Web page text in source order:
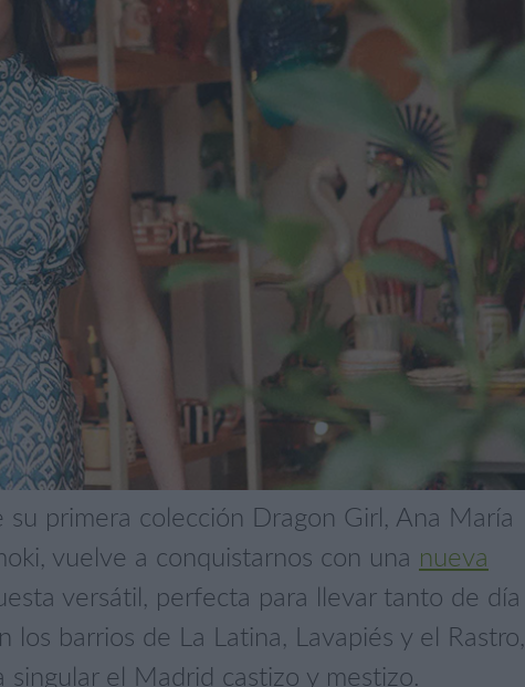
primera colección Dragon Girl, Ana María
vuelve a conquistarnos con una nueva
versátil, perfecta para llevar tanto de día
barrios de La Latina, Lavapiés y el Rastro,
el Madrid castizo y mestizo.